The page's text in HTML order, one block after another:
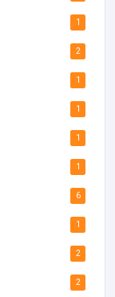
1
2
1
1
1
1
6
1
2
2